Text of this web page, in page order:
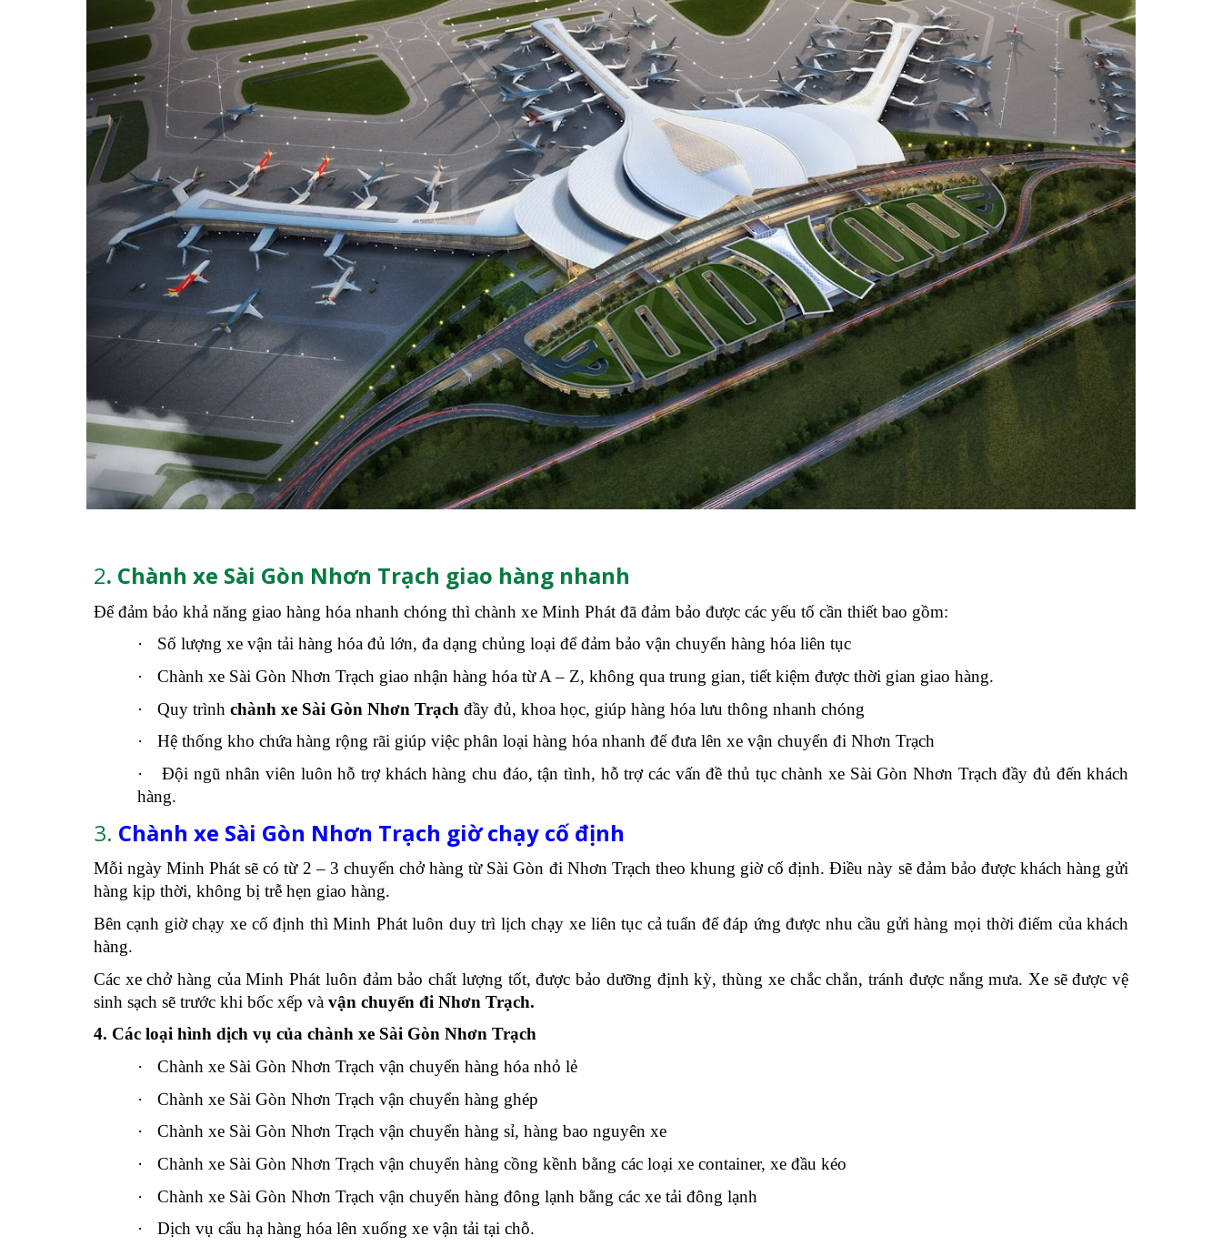
2. Chành xe Sài Gòn Nhơn Trạch giao hàng nhanh
Để đảm bảo khả năng giao hàng hóa nhanh chóng thì chành xe Minh Phát đã đảm bảo được các yếu tố cần thiết bao gồm:
·
Số lượng xe vận tải hàng hóa đủ lớn, đa dạng chủng loại để đảm bảo vận chuyển hàng hóa liên tục
·
Chành xe Sài Gòn Nhơn Trạch giao nhận hàng hóa từ A – Z, không qua trung gian, tiết kiệm được thời gian giao hàng.
·
Quy trình chành xe Sài Gòn Nhơn Trạch đầy đủ, khoa học, giúp hàng hóa lưu thông nhanh chóng
·
Hệ thống kho chứa hàng rộng rãi giúp việc phân loại hàng hóa nhanh để đưa lên xe vận chuyển đi Nhơn Trạch
·
Đội ngũ nhân viên luôn hỗ trợ khách hàng chu đáo, tận tình, hỗ trợ các vấn đề thủ tục chành xe Sài Gòn Nhơn Trạch đầy đủ đến khách
hàng.
3. Chành xe Sài Gòn Nhơn Trạch giờ chạy cố định
Mỗi ngày Minh Phát sẽ có từ 2 – 3 chuyến chở hàng từ Sài Gòn đi Nhơn Trạch theo khung giờ cố định. Điều này sẽ đảm bảo được khách hàng gửi
hàng kịp thời, không bị trễ hẹn giao hàng.
Bên cạnh giờ chạy xe cố định thì Minh Phát luôn duy trì lịch chạy xe liên tục cả tuẩn để đáp ứng được nhu cầu gửi hàng mọi thời điểm của khách
hàng.
Các xe chở hàng của Minh Phát luôn đảm bảo chất lượng tốt, được bảo dưỡng định kỳ, thùng xe chắc chắn, tránh được nắng mưa. Xe sẽ được vệ
sinh sạch sẽ trước khi bốc xếp và vận chuyển đi Nhơn Trạch.
4. Các loại hình dịch vụ của chành xe Sài Gòn Nhơn Trạch
·
Chành xe Sài Gòn Nhơn Trạch vận chuyển hàng hóa nhỏ lẻ
·
Chành xe Sài Gòn Nhơn Trạch vận chuyển hàng ghép
·
Chành xe Sài Gòn Nhơn Trạch vận chuyển hàng sỉ, hàng bao nguyên xe
·
Chành xe Sài Gòn Nhơn Trạch vận chuyển hàng cồng kềnh bằng các loại xe container, xe đầu kéo
·
Chành xe Sài Gòn Nhơn Trạch vận chuyển hàng đông lạnh bằng các xe tải đông lạnh
·
Dịch vụ cẩu hạ hàng hóa lên xuống xe vận tải tại chỗ.